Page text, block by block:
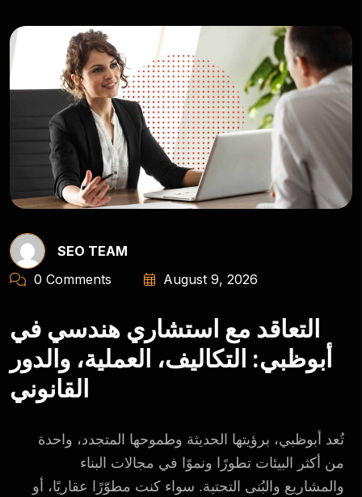
SEO TEAM
0 Comments
August 9, 2026
التعاقد مع استشاري هندسي في
أبوظبي: التكاليف، العملية، والدور
القانوني
تُعد أبوظبي، برؤيتها الحديثة وطموحها المتجدد، واحدة
من أكثر البيئات تطورًا ونموًا في مجالات البناء
والمشاريع والبُنى التحتية. سواء كنت مطوّرًا عقاريًا، أو